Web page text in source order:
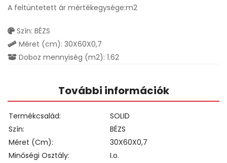
A feltüntetett ár mértékegysége:m2
Szín: BÉZS
Méret (cm): 30X60X0,7
Doboz mennyiség (m2): 1.62
További információk
Termékcsalád
SOLID
Szín
BÉZS
Méret (cm)
30X60X0,7
Minőségi Osztály
I.o.